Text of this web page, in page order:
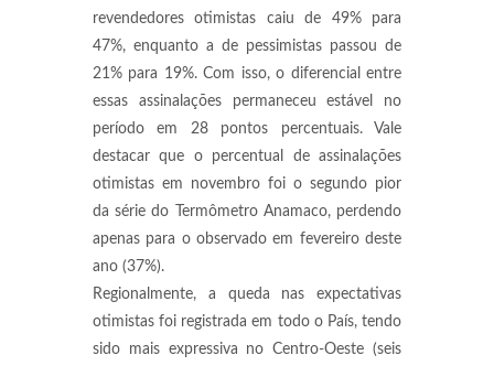
revendedores otimistas caiu de 49% para
47%, enquanto a de pessimistas passou de
21% para 19%. Com isso, o diferencial entre
essas assinalações permaneceu estável no
período em 28 pontos percentuais. Vale
destacar que o percentual de assinalações
otimistas em novembro foi o segundo pior
da série do Termômetro Anamaco, perdendo
apenas para o observado em fevereiro deste
ano (37%).
Regionalmente, a queda nas expectativas
otimistas foi registrada em todo o País, tendo
sido mais expressiva no Centro-Oeste (seis